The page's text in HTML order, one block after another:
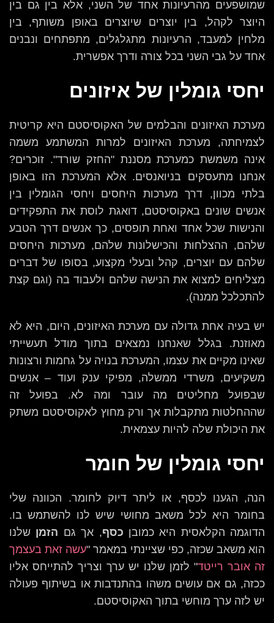
שמושפעים מהרעיונות אחד של השני, אלא בין גם בין
היוצר לקהל, בין יוצרים שיוצרים באופן משותף, בין
מלחין למעבד, הרעיונות מתגלגלים, מתפתחים ונבנים
אחד על גבי השני בכל צורה ודרך אפשרית.
יחסי גומלין של איזונים
מערכת האיזונים והבלמים של האקוסיסטם היא קריטית
לצמיחתה, מערכת האיזונים למרות המשתמע משמה
אינה משמשת כמערכת מסננת "החזק שורד". זוכרים?
אנחנו מתעסקים בניואנסים. אלא המערכת הזו באופן
בלתי מכוון, דרך מערכות היחסים ויחסי הגומלין בין
אנשים שונים באקוסיסטם, דואגת לוסת את התפקידים
והנישות שכל אחד ואחת תופסים, כך אנשים דרך הטבע
שלהם, ההצלחות והכישלונות שלהם, מערכות היחסים
שלהם עם יוצרים, קהל ובעלי מקצוע, בסופו של דברים
מצליחים למצוא את הנישה שלהם ולעבוד בה (וגם קצת
להתכלכל ממנה).
יש בעיה אחת גדולה עם מערכת האיזונים, היום, היא לא
מאוזנת. בגלל שאנחנו נמצאים בתוך מודל תעשייתי
שאינו מקיים את עצמו, המערכת בנויה על גחמות ורצונות
משקיעים, משרדי ממשלה, מפיקי ענק ועוד – אנשים
שבפועל מחליטים מה עובר ומה לא. בפועל זה
שההחלטות מתקבלות אך ורק מחוץ לאקוסיסטם משתק
את היכולת שלה להיות עצמאית.
יחסי גומלין של חומר
הנה, הגענו לכסף, או ליתר דיוק לחומר. הכוונה שלי
בחומר היא לכל משאב מחושי שיש לנו להשתמש בו.
הדוגמה הקלאסית היא כמובן כסף, אך גם הזמן שלנו
הוא משאב שכזה, כפי שציינתי במאמר "עשה זאת בעצמך
זה אובר רייטד" לזמן שלנו יש ערך וצריך להתייחס אליו
ככזה, גם אם עושים משהו בהתנדבות או בשיתוף פעולה
יש לזה ערך מוחשי בתוך האקוסיסטם.